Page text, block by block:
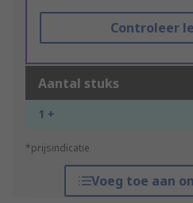
Controleer
Aantal stuks
1 +
*prijsindicatie
Voeg toe aan